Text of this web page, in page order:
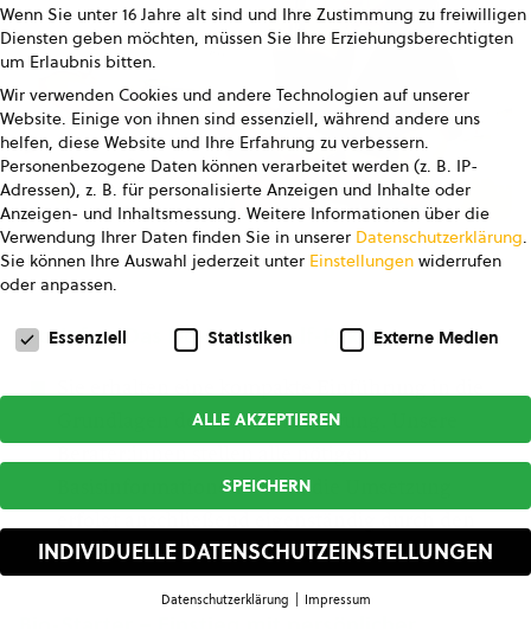
© Studio Ungefiltert
Bio-Info – Das Do-it-yourself-Paket
Grundlagen der Bio-Zertifizierung. Unsere
Basisinformationen bereit, die Umsetzung
Betrieb.
Wenn Sie unter 16 Jahre alt sind und Ihre Zustimmung zu freiwilligen
Diensten geben möchten, müssen Sie Ihre Erziehungsberechtigten
um Erlaubnis bitten.
Wir verwenden Cookies und andere Technologien auf unserer
Website. Einige von ihnen sind essenziell, während andere uns
helfen, diese Website und Ihre Erfahrung zu verbessern.
Personenbezogene Daten können verarbeitet werden (z. B. IP-
Adressen), z. B. für personalisierte Anzeigen und Inhalte oder
Anzeigen- und Inhaltsmessung. Weitere Informationen über die
Verwendung Ihrer Daten finden Sie in unserer Datenschutzerklärung.
Sie können Ihre Auswahl jederzeit unter Einstellungen widerrufen
oder anpassen.
Datenschutzeinstellungen
Essenziell Statistiken Externe Medien
ALLE AKZEPTIEREN
SPEICHERN
INDIVIDUELLE DATENSCHUTZEINSTELLUNGEN
Datenschutzerklärung Impressum